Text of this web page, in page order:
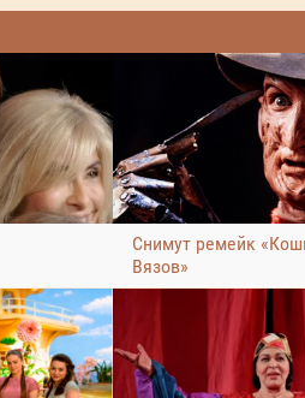
Снимут ремейк
Вязов»